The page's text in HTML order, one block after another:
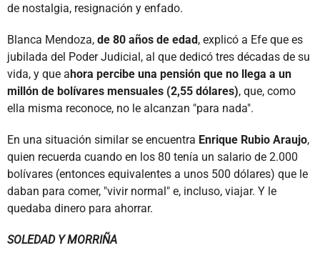
de nostalgia, resignación y enfado.
Blanca Mendoza, de 80 años de edad, explicó a Efe que es
jubilada del Poder Judicial, al que dedicó tres décadas de su
vida, y que ahora percibe una pensión que no llega a un
millón de bolívares mensuales (2,55 dólares), que, como
ella misma reconoce, no le alcanzan "para nada".
En una situación similar se encuentra Enrique Rubio Araujo,
quien recuerda cuando en los 80 tenía un salario de 2.000
bolívares (entonces equivalentes a unos 500 dólares) que le
daban para comer, "vivir normal" e, incluso, viajar. Y le
quedaba dinero para ahorrar.
SOLEDAD Y MORRIÑA